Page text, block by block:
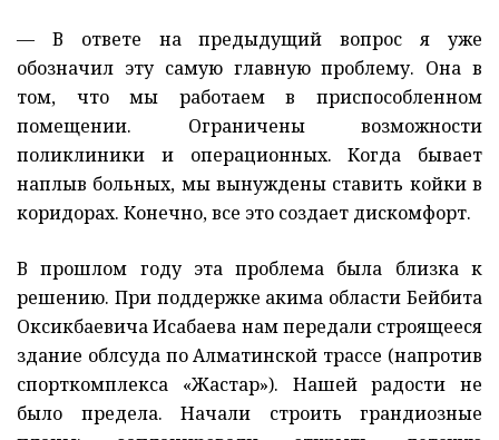
— В ответе на предыдущий вопрос я уже
обозначил эту самую главную проблему. Она в
том, что мы работаем в приспособленном
помещении. Ограничены возможности
поликлиники и операционных. Когда бывает
наплыв больных, мы вынуждены ставить койки в
коридорах. Конечно, все это создает дискомфорт.
В прошлом году эта проблема была близка к
решению. При поддержке акима области Бейбита
Оксикбаевича Исабаева нам передали строящееся
здание облсуда по Алматинской трассе (напротив
спорткомплекса «Жастар»). Нашей радости не
было предела. Начали строить грандиозные